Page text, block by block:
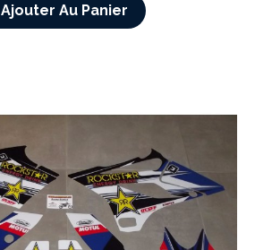
Ajouter Au Panier